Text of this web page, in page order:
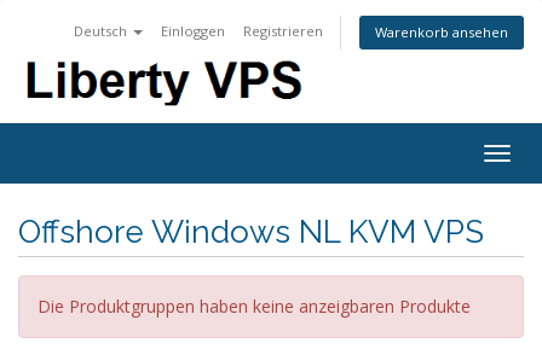
Deutsch Einloggen Registrieren Warenkorb ansehen
Offshore Windows NL KVM VPS
Die Produktgruppen haben keine anzeigbaren Produkte